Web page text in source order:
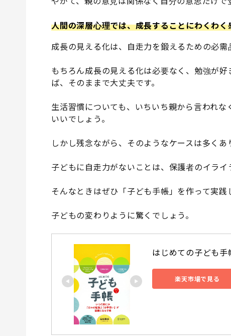
人間の深層心理では、成長することにわくわく
成長の見える化は、自走力を鍛えるための必需
もちろん成長の見える化は必要なく、勉強が
ば、そのままで大丈夫です。
生活習慣についても、いちいち親から言われ
いいでしょう。
しかし残念ながら、そのようなケースは多くあ
子どもに自走力がないことは、保護者のイライ
そんなときはぜひ「子ども手帳」を作って実践
子どもの変わりように驚くでしょう。
はじめての子ども
楽天市場で見る